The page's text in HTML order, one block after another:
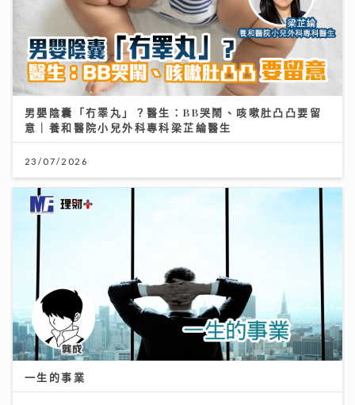
男嬰陰囊「冇睪丸」？醫生：BB哭鬧、咳嗽肚凸凸要留
意｜養和醫院小兒外科專科梁芷綸醫生
23/07/2026
一生的事業